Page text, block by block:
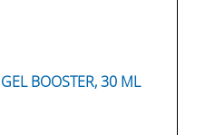
BOOSTER, 30 ML